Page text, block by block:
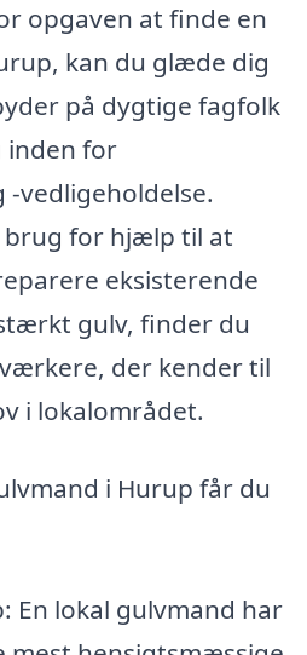
opgaven at finde en
kan du glæde dig
på dygtige fagfolk
inden for
vedligeholdelse.
brug for hjælp til at
eksisterende
gulv, finder du
der kender til
i lokalområdet.
i Hurup får du
En lokal gulvmand har